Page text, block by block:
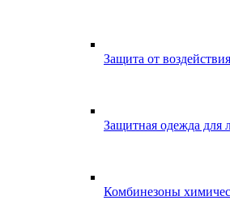
Защита от
Защитная одежда для
Комбинезоны